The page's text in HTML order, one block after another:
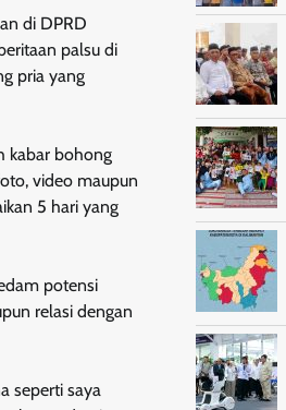
di DPRD
palsu di
pria yang
kabar bohong
video maupun
5 hari yang
potensi
relasi dengan
seperti saya